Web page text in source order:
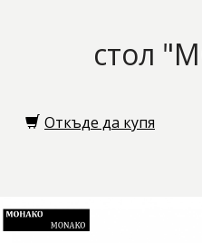
стол
Откъде да купя